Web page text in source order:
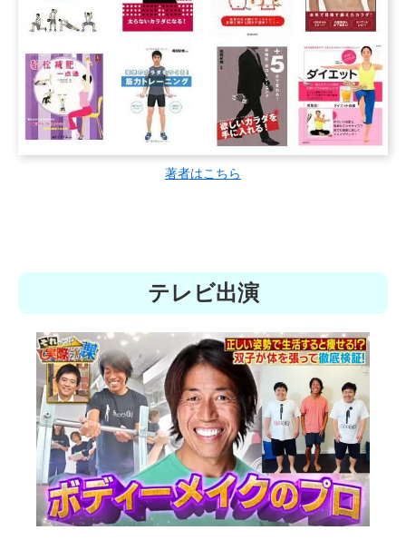
著者はこちら
テレビ出演